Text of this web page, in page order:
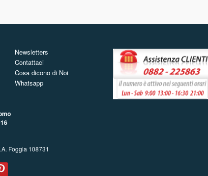
Newsletters
Contattaci
Cosa dicono di Noi
Whatsapp
Foggia 108731